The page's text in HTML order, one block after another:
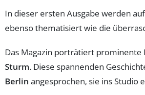
In dieser ersten Ausgabe werden auf
ebenso thematisiert wie die
Das Magazin porträtiert
Sturm. Diese spannenden
Berlin angesprochen, sie ins Studio